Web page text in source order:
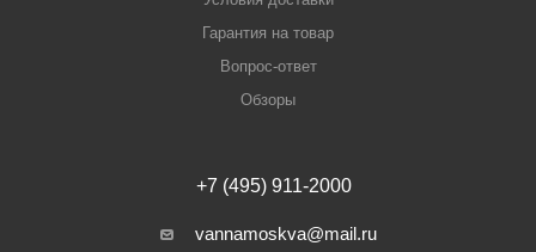
Гарантия на товар
Вопрос-ответ
Обзоры
+7 (495) 911-2000
vannamoskva@mail.ru